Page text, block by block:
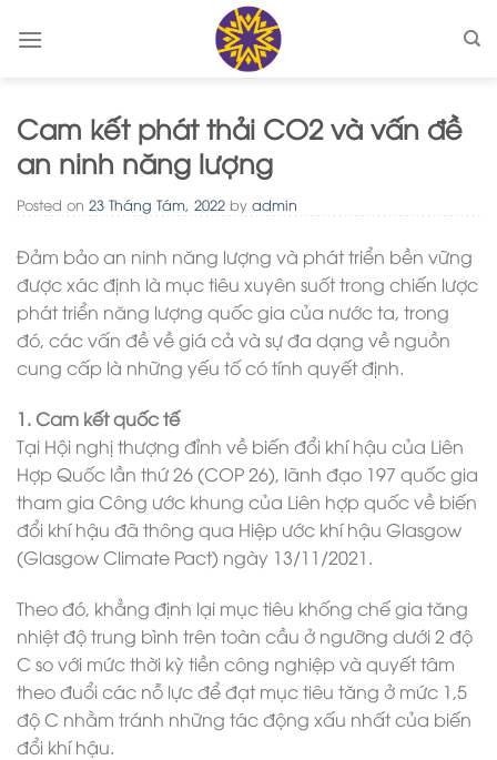
Cam kết phát thải CO2 và vấn đề
an ninh năng lượng
Posted on 23 Tháng Tám, 2022 by admin
Đảm bảo an ninh năng lượng và phát triển bền vững
được xác định là mục tiêu xuyên suốt trong chiến lược
phát triển năng lượng quốc gia của nước ta, trong
đó, các vấn đề về giá cả và sự đa dạng về nguồn
cung cấp là những yếu tố có tính quyết định.
1. Cam kết quốc tế
Tại Hội nghị thượng đỉnh về biến đổi khí hậu của Liên
Hợp Quốc lần thứ 26 (COP 26), lãnh đạo 197 quốc gia
tham gia Công ước khung của Liên hợp quốc về biến
đổi khí hậu đã thông qua Hiệp ước khí hậu Glasgow
(Glasgow Climate Pact) ngày 13/11/2021.
Theo đó, khẳng định lại mục tiêu khống chế gia tăng
nhiệt độ trung bình trên toàn cầu ở ngưỡng dưới 2 độ
C so với mức thời kỳ tiền công nghiệp và quyết tâm
theo đuổi các nỗ lực để đạt mục tiêu tăng ở mức 1,5
độ C nhằm tránh những tác động xấu nhất của biến
đổi khí hậu.